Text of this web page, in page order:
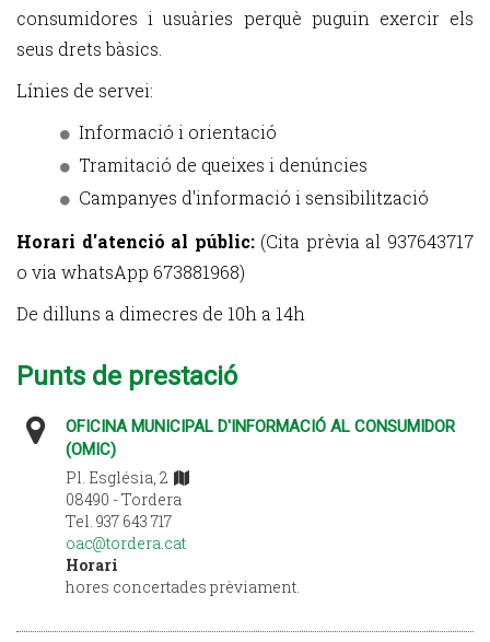
consumidores i usuàries perquè puguin exercir els
seus drets bàsics.
Línies de servei:
Informació i orientació
Tramitació de queixes i denúncies
Campanyes d'informació i sensibilització
Horari d'atenció al públic: (Cita prèvia al 937643717
o via whatsApp 673881968)
De dilluns a dimecres de 10h a 14h
Punts de prestació
OFICINA MUNICIPAL D'INFORMACIÓ AL CONSUMIDOR
(OMIC)
Pl. Església, 2
08490 - Tordera
Tel. 937 643 717
oac@tordera.cat
Horari
hores concertades prèviament.